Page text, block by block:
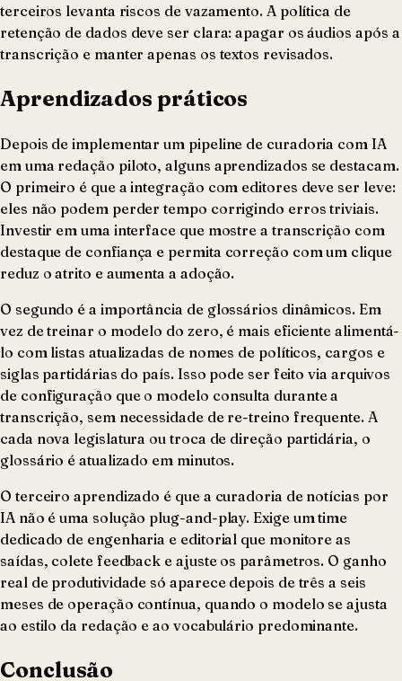
terceiros levanta riscos de vazamento. A política de
retenção de dados deve ser clara: apagar os áudios após a
transcrição e manter apenas os textos revisados.
Aprendizados práticos
Depois de implementar um pipeline de curadoria com IA
em uma redação piloto, alguns aprendizados se destacam.
O primeiro é que a integração com editores deve ser leve:
eles não podem perder tempo corrigindo erros triviais.
Investir em uma interface que mostre a transcrição com
destaque de confiança e permita correção com um clique
reduz o atrito e aumenta a adoção.
O segundo é a importância de glossários dinâmicos. Em
vez de treinar o modelo do zero, é mais eficiente alimentá-
lo com listas atualizadas de nomes de políticos, cargos e
siglas partidárias do país. Isso pode ser feito via arquivos
de configuração que o modelo consulta durante a
transcrição, sem necessidade de re-treino frequente. A
cada nova legislatura ou troca de direção partidária, o
glossário é atualizado em minutos.
O terceiro aprendizado é que a curadoria de notícias por
IA não é uma solução plug-and-play. Exige um time
dedicado de engenharia e editorial que monitore as
saídas, colete feedback e ajuste os parâmetros. O ganho
real de produtividade só aparece depois de três a seis
meses de operação contínua, quando o modelo se ajusta
ao estilo da redação e ao vocabulário predominante.
Conclusão